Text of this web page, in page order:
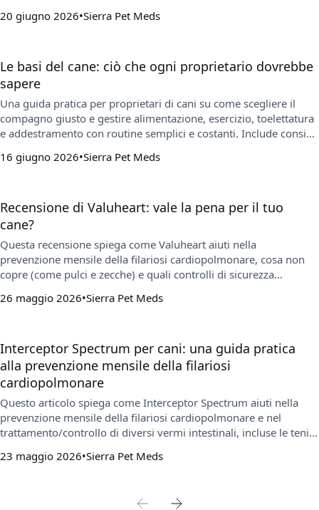
dove acquistare online.
20 giugno 2026 Sierra Pet Meds
Le basi del cane: ciò che ogni proprietario dovrebbe
sapere
Una guida pratica per proprietari di cani su come scegliere il
compagno giusto e gestire alimentazione, esercizio, toelettatura
e addestramento con routine semplici e costanti. Include consigli
monitorare la salute a casa e contattare il veterinario.
16 giugno 2026 Sierra Pet Meds
Recensione di Valuheart: vale la pena per il tuo
cane?
Questa recensione spiega come Valuheart aiuti nella
prevenzione mensile della filariosi cardiopolmonare, cosa non
copre (come pulci e zecche) e quali controlli di sicurezza
costanza delle dosi e quando contattare il veterinario.
26 maggio 2026 Sierra Pet Meds
Interceptor Spectrum per cani: una guida pratica
alla prevenzione mensile della filariosi
cardiopolmonare
Questo articolo spiega come Interceptor Spectrum aiuti nella
prevenzione mensile della filariosi cardiopolmonare e nel
trattamento/controllo di diversi vermi intestinali, incluse le tenie,
scelta della confezione, sicurezza d’uso e integrazione con un
23 maggio 2026 Sierra Pet Meds